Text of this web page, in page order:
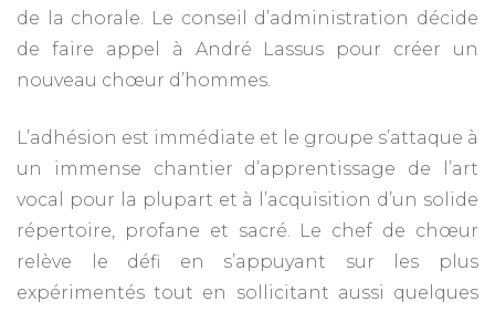
de la chorale. Le conseil d’administration décide
de faire appel à André Lassus pour créer un
nouveau chœur d’hommes.
L’adhésion est immédiate et le groupe s’attaque à
un immense chantier d’apprentissage de l’art
vocal pour la plupart et à l’acquisition d’un solide
répertoire, profane et sacré. Le chef de chœur
relève le défi en s’appuyant sur les plus
expérimentés tout en sollicitant aussi quelques